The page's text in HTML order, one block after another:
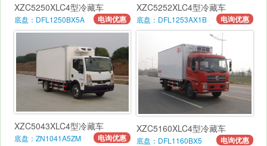
XZC5250XLC4型冷藏车
底盘：DFL1250BX5A 电询优惠
XZC5252XLC4型冷藏车
底盘：DFL1253AX1B 电询优惠
XZC5043XLC4型冷藏车
底盘：ZN1041A5ZM 电询优惠
XZC5160XLC4型冷藏车
底盘：DFL1160BX5 电询优惠